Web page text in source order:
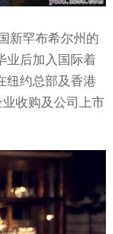
新罕布希尔州的
业后加入国际着
纽约总部及香港
收购及公司上市